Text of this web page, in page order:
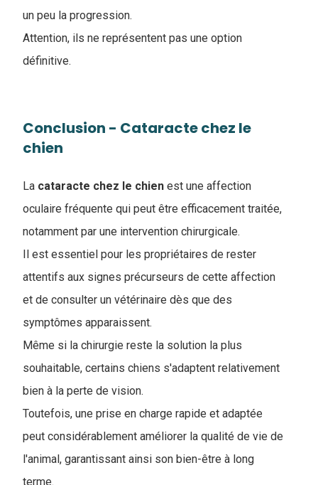
un peu la progression.
Attention, ils ne représentent pas une option
définitive.
Conclusion - Cataracte chez le
chien
La cataracte chez le chien est une affection
oculaire fréquente qui peut être efficacement traitée,
notamment par une intervention chirurgicale.
Il est essentiel pour les propriétaires de rester
attentifs aux signes précurseurs de cette affection
et de consulter un vétérinaire dès que des
symptômes apparaissent.
Même si la chirurgie reste la solution la plus
souhaitable, certains chiens s'adaptent relativement
bien à la perte de vision.
Toutefois, une prise en charge rapide et adaptée
peut considérablement améliorer la qualité de vie de
l'animal, garantissant ainsi son bien-être à long
terme.